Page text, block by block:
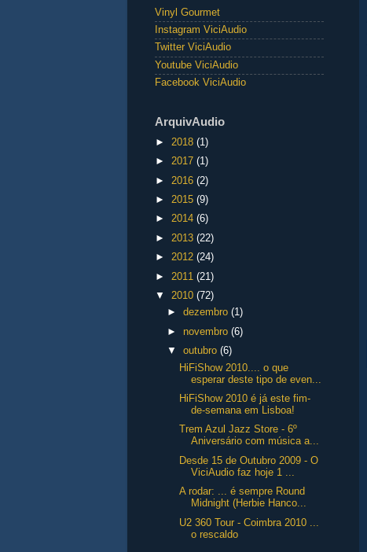
Vinyl Gourmet
Instagram ViciAudio
Twitter ViciAudio
Youtube ViciAudio
Facebook ViciAudio
ArquivAudio
► 2018 (1)
► 2017 (1)
► 2016 (2)
► 2015 (9)
► 2014 (6)
► 2013 (22)
► 2012 (24)
► 2011 (21)
▼ 2010 (72)
►dezembro(1)
► novembro(6)
▼outubro(6)
HiFiShow 2010.... o que
esperar deste tipo de even...
HiFiShow 2010 é já este fim-
de-semana em Lisboa!
Trem Azul Jazz Store - 6º
Aniversário com música a...
Desde 15 de Outubro 2009 - O
ViciAudio faz hoje 1 ...
A rodar: ... é sempre Round
Midnight (Herbie Hanco...
U2 360 Tour - Coimbra 2010 ...
o rescaldo